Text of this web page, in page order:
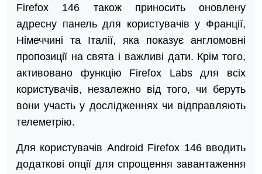
Firefox 146 також приносить оновлену
адресну панель для користувачів у Франції,
Німеччині та Італії, яка показує англомовні
пропозиції на свята і важливі дати. Крім того,
активовано функцію Firefox Labs для всіх
користувачів, незалежно від того, чи беруть
вони участь у дослідженнях чи відправляють
телеметрію.
Для користувачів Android Firefox 146 вводить
додаткові опції для спрощення завантаження